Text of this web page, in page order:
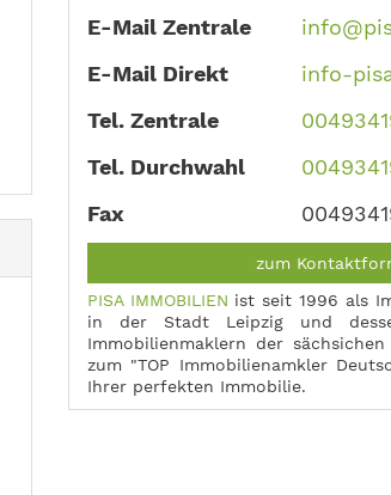
E-Mail Zentrale
E-Mail Direkt
info-
Tel. Zentrale
Tel. Durchwahl
Fax
zum
PISA IMMOBILIEN ist seit 1996 als
in der Stadt Leipzig und
Immobilienmaklern der
zum "TOP Immobilienamkler
Ihrer perfekten Immobilie.